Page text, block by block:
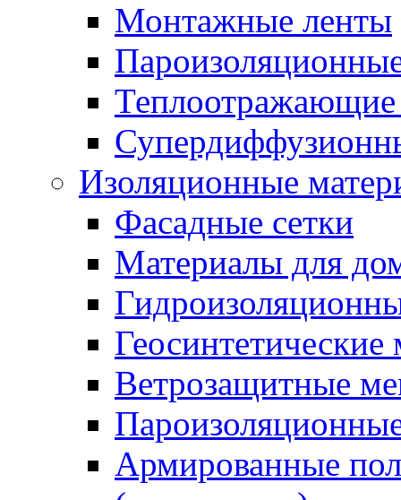
Монтажные ленты
Теплоотражающие
Изоляционные
Фасадные сетки
Материалы для
Геосинтетические
Ветрозащитные
Армированные